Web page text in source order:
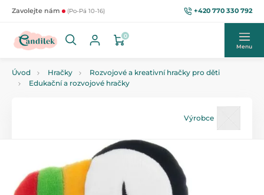
Zavolejte nám (Po-Pá 10-16) +420 770 330 792
0
Menu
Úvod Hračky
Rozvojové a kreativní hračky pro děti
Edukační a rozvojové hračky
Výrobce